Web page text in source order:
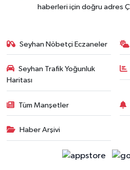
haberleri için doğru adres
Seyhan Nöbetçi Eczaneler
Seyhan Trafik Yoğunluk
Haritası
Tüm Manşetler
Haber Arşivi